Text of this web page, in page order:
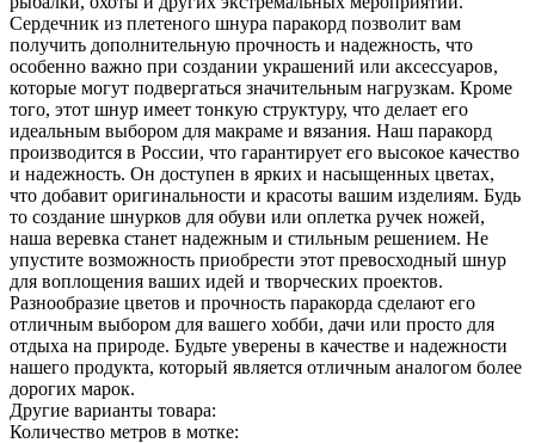
Сердечник из плетеного шнура паракорд позволит вам
получить дополнительную прочность и надежность, что
особенно важно при создании украшений или аксессуаров,
которые могут подвергаться значительным нагрузкам. Кроме
того, этот шнур имеет тонкую структуру, что делает его
идеальным выбором для макраме и вязания. Наш паракорд
производится в России, что гарантирует его высокое качество
и надежность. Он доступен в ярких и насыщенных цветах,
что добавит оригинальности и красоты вашим изделиям. Будь
то создание шнурков для обуви или оплетка ручек ножей,
наша веревка станет надежным и стильным решением. Не
упустите возможность приобрести этот превосходный шнур
для воплощения ваших идей и творческих проектов.
Разнообразие цветов и прочность паракорда сделают его
отличным выбором для вашего хобби, дачи или просто для
отдыха на природе. Будьте уверены в качестве и надежности
нашего продукта, который является отличным аналогом более
дорогих марок.
Другие варианты товара:
Количество метров в мотке: